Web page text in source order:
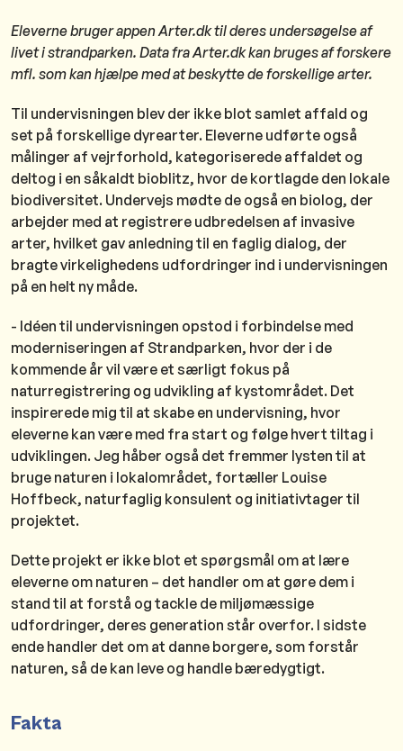
Eleverne bruger appen Arter.dk til deres undersøgelse af
livet i strandparken. Data fra Arter.dk kan bruges af forskere
mfl. som kan hjælpe med at beskytte de forskellige arter.
Til undervisningen blev der ikke blot samlet affald og
set på forskellige dyrearter. Eleverne udførte også
målinger af vejrforhold, kategoriserede affaldet og
deltog i en såkaldt bioblitz, hvor de kortlagde den lokale
biodiversitet. Undervejs mødte de også en biolog, der
arbejder med at registrere udbredelsen af invasive
arter, hvilket gav anledning til en faglig dialog, der
bragte virkelighedens udfordringer ind i undervisningen
på en helt ny måde.
- Idéen til undervisningen opstod i forbindelse med
moderniseringen af Strandparken, hvor der i de
kommende år vil være et særligt fokus på
naturregistrering og udvikling af kystområdet. Det
inspirerede mig til at skabe en undervisning, hvor
eleverne kan være med fra start og følge hvert tiltag i
udviklingen. Jeg håber også det fremmer lysten til at
bruge naturen i lokalområdet, fortæller Louise
Hoffbeck, naturfaglig konsulent og initiativtager til
projektet.
Dette projekt er ikke blot et spørgsmål om at lære
eleverne om naturen – det handler om at gøre dem i
stand til at forstå og tackle de miljømæssige
udfordringer, deres generation står overfor. I sidste
ende handler det om at danne borgere, som forstår
naturen, så de kan leve og handle bæredygtigt.
Fakta